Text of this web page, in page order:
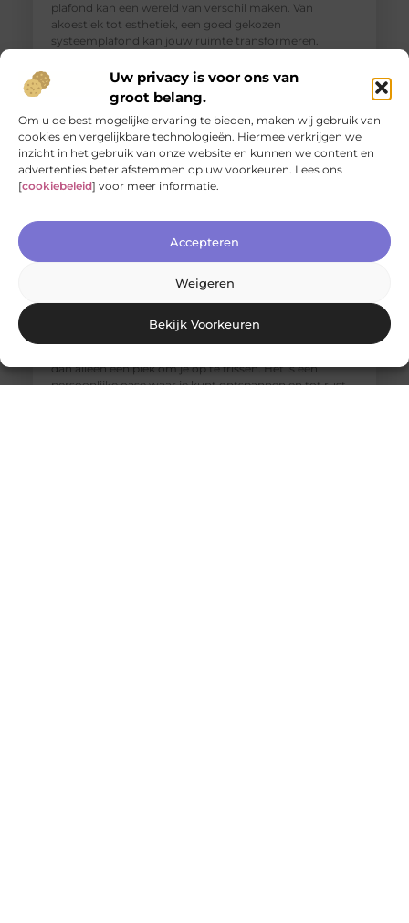
Uw privacy is voor ons van
groot belang.
Om u de best mogelijke ervaring te bieden, maken wij gebruik van
cookies en vergelijkbare technologieën. Hiermee verkrijgen we
inzicht in het gebruik van onze website en kunnen we content en
advertenties beter afstemmen op uw voorkeuren. Lees ons
[cookiebeleid] voor meer informatie.
Accepteren
Weigeren
Bekijk Voorkeuren
plafond kan een wereld van verschil maken. Van
akoestiek tot esthetiek, een goed gekozen
systeemplafond kan jouw ruimte transformeren.
Jouw nieuwe badkamerervaring: ontdek de Velunova
Ben je klaar om je badkamer om te toveren tot een
dan alleen een plek om je op te frissen. Het is een
persoonlijke oase waar je kunt ontspannen en tot rust